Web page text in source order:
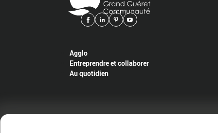
Agglo
Entreprendre et collaborer
Au quotidien